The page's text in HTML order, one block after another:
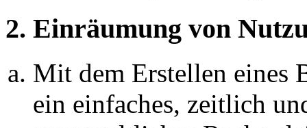
2. Einräumung von
Mit dem Erstellen eines
ein einfaches, zeitlich